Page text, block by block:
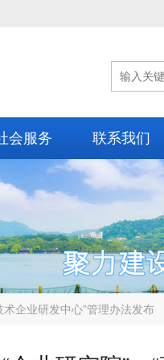
会服务 联系我们
术企业研发中心”管理办法发布